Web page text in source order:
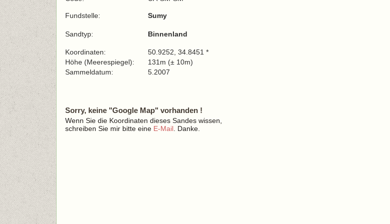
Fundstelle: Sumy
Sandtyp: Binnenland
Koordinaten:
50.9252, 34.8451 *
Höhe (Meerespiegel):
131m (± 10m)
Sammeldatum:
5.2007
Sorry, keine "Google Map" vorhanden !
Wenn Sie die Koordinaten dieses Sandes wissen,
schreiben Sie mir bitte eine E-Mail . Danke.